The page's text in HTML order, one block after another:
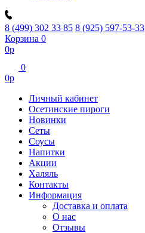
8 (499) 302 33 85 8 (925) 597-53-33
Корзина 0
0р
0
0р
Личный кабинет
Осетинские пироги
Новинки
Сеты
Соусы
Напитки
Акции
Халяль
Контакты
Информация
Доставка и оплата
О нас
Отзывы